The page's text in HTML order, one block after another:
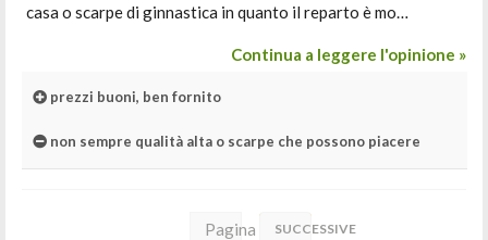
casa o scarpe di ginnastica in quanto il reparto è mo…
Continua a leggere l'opinione »
prezzi buoni, ben fornito
non sempre qualità alta o scarpe che possono piacere
Pagina
SUCCESSIVE